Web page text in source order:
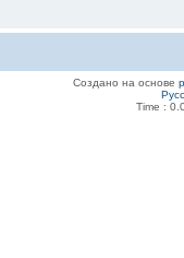
Создано на основе
Time :